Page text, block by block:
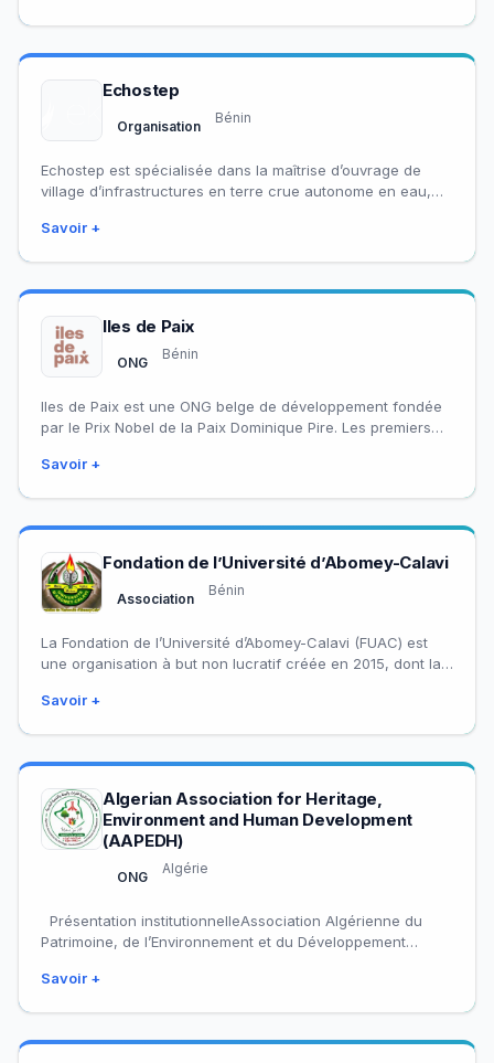
Echostep
Organisation
Bénin
Echostep est spécialisée dans la maîtrise d’ouvrage de
village d’infrastructures en terre crue autonome en eau,
Savoir +
Iles de Paix
ONG
Bénin
Iles de Paix est une ONG belge de développement fondée
par le Prix Nobel de la Paix Dominique Pire. Les premiers
Savoir +
Fondation de l’Université d’Abomey-Calavi
Association
Bénin
La Fondation de l’Université d’Abomey-Calavi (FUAC) est
une organisation à but non lucratif créée en 2015, dont la
Savoir +
Algerian Association for Heritage,
Environment and Human Development
(AAPEDH)
ONG
Algérie
Présentation institutionnelleAssociation Algérienne du
Patrimoine, de l’Environnement et du Développement
l’Environnement et du Développement Humain (AAPEDH)…
Savoir +